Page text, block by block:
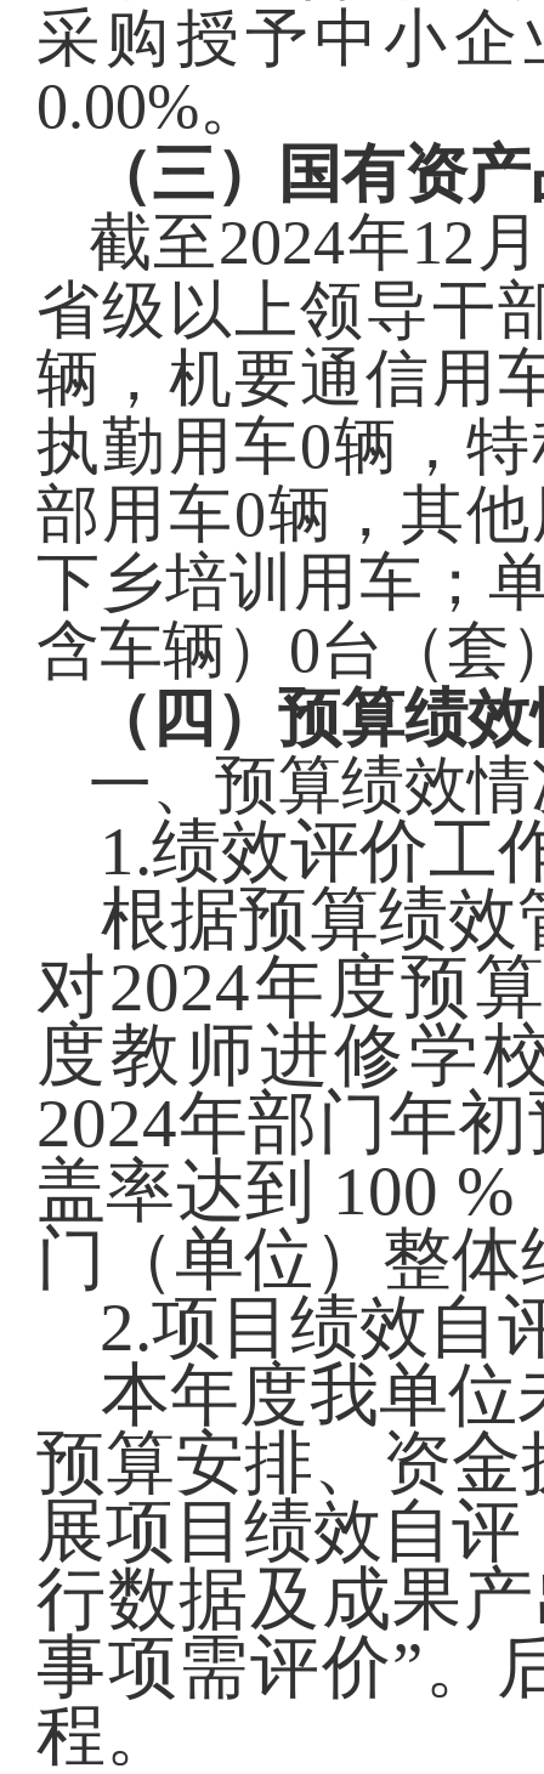
采购授予中小
0.00%。
（三）国有资
截至2024年12
省级以上领导干
辆，机要通信用
执勤用车0辆 ，
部用车0辆 ， 其
下乡培训用车 ；
含车辆） 0台（套
（四）预算绩
一、预算绩效
1.绩效评价工
根据预算绩效
对2024年度预
度教师进修学
2024年部门年
盖率达到 100
门（单位）整
2.项目绩效自
本年度我单位
预算安排、资
展项目绩效自
行数据及成果
事项需评价”。
程。